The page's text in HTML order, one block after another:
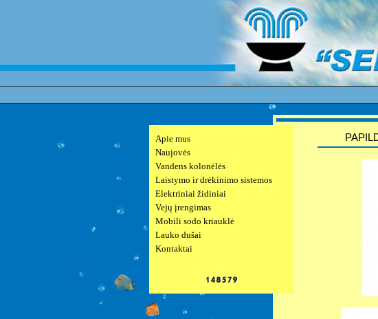
Apie mus
Naujovės
Vandens kolonėlės
Laistymo ir drėkinimo sistemos
Elektriniai židiniai
Vejų įrengimas
Mobili sodo kriauklė
Lauko dušai
Kontaktai